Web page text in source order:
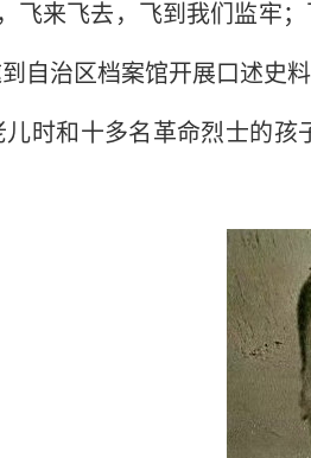
飞来飞去，飞到我们监牢
自治区档案馆开展口述史
时和十多名革命烈士的